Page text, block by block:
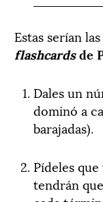
Estas serían
flashcardsde
Dales un
dominó a
barajadas).
Pídeles
tendrán